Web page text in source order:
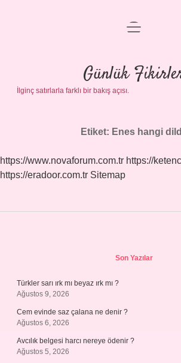
Anasayfa
Gizlilik Politikası
Yasal Uyarı
menüyü
Günlük
İlginç satırlarla farklı bir bakış açısı.
Etiket: Enes hangi
https://www.novaforum.com.tr https://
https://eradoor.com.tr Sitemap
Son Yazılar
Türkler sarı ırk mı beyaz ırk mı ?
Ağustos 9, 2026
Cem evinde saz çalana ne denir ?
Ağustos 6, 2026
Avcılık belgesi harcı nereye ödenir ?
Ağustos 5, 2026